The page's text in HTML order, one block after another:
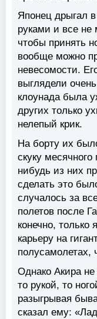
Японец дрыгал
руками и все не
чтобы принять
вообще можно
невесомости.
выглядели
клоунада была
других только
нелепый крик.
На борту их
скуку
нибудь из них
сделать это
случалось за
полетов после
конечно, только
карьеру на
полусамолетах,
Однако Акира
то рукой, то
разыгрывая
сказал ему: